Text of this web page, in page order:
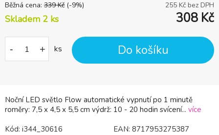
Noční LED světlo Flow automatické vypnutí po 1 minutě
roměry: 7,5 x 4,5 x 5,5 cm výdrž: 10 - 20 hodin svícení... více
Běžná cena: 339 Kč (-9%) 255 Kč bez DPH
Skladem 2 ks 308 Kč
- + ks Do košíku
Kód: i344_30616 EAN: 8717953275387